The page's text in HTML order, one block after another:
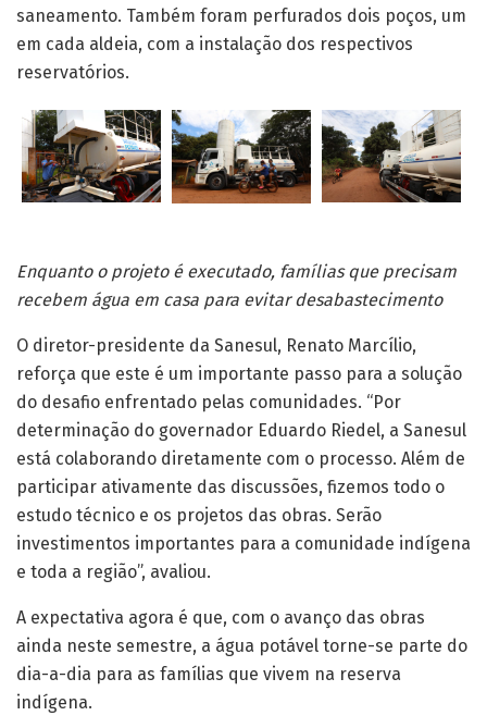
saneamento. Também foram perfurados dois poços, um
em cada aldeia, com a instalação dos respectivos
reservatórios.
Enquanto o projeto é executado, famílias que precisam
recebem água em casa para evitar desabastecimento
O diretor-presidente da Sanesul, Renato Marcílio,
reforça que este é um importante passo para a solução
do desafio enfrentado pelas comunidades. “Por
determinação do governador Eduardo Riedel, a Sanesul
está colaborando diretamente com o processo. Além de
participar ativamente das discussões, fizemos todo o
estudo técnico e os projetos das obras. Serão
investimentos importantes para a comunidade indígena
e toda a região”, avaliou.
A expectativa agora é que, com o avanço das obras
ainda neste semestre, a água potável torne-se parte do
dia-a-dia para as famílias que vivem na reserva
indígena.